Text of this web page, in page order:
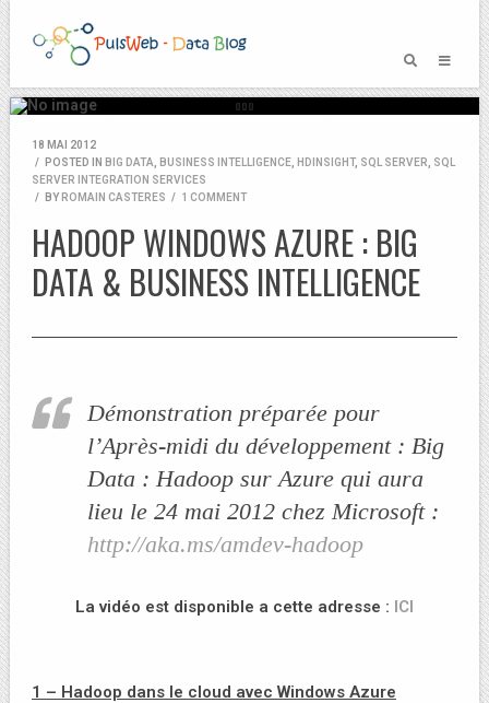
18 MAI 2012
/
POSTED IN BIG DATA BUSINESS INTELLIGENCE HDINSIGHT, SQL SERVER
SQL
SERVER INTEGRATION SERVICES
/
BY ROMAIN CASTERES / 1 COMMENT
HADOOP WINDOWS AZURE : BIG
DATA & BUSINESS INTELLIGENCE
Démonstration préparée pour
l’Après-midi du développement : Big
Data : Hadoop sur Azure qui aura
lieu le 24 mai 2012 chez Microsoft :
http://aka.ms/amdev-hadoop
La vidéo est disponible a cette adresse : ICI
1 – Hadoop dans le cloud avec Windows Azure